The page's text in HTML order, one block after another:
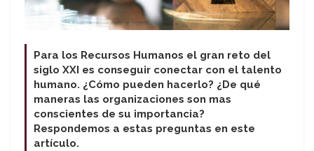
Para los Recursos Humanos el gran reto del
siglo XXI es conseguir conectar con el talento
humano. ¿Cómo pueden hacerlo? ¿De qué
maneras las organizaciones son mas
conscientes de su importancia?
Respondemos a estas preguntas en este
artículo.